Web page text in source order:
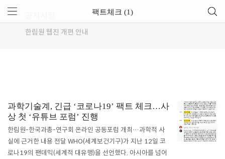
한림원 웹진 개편 안내
팩트체크 (1)
과학기술계, 긴급 ‘코로나19’ 팩트 체크…사
상 첫 ‘유튜브 포럼’ 진행
한림원-한국과총-연구회 온라인 공동포럼 개최…과학적 사
실에 근거한 내용 전달 WHO(세계보건기구)가 지난 12일 코
로나19의 팬데믹(세계적 대유행)을 선언했다. 아시아를 넘어